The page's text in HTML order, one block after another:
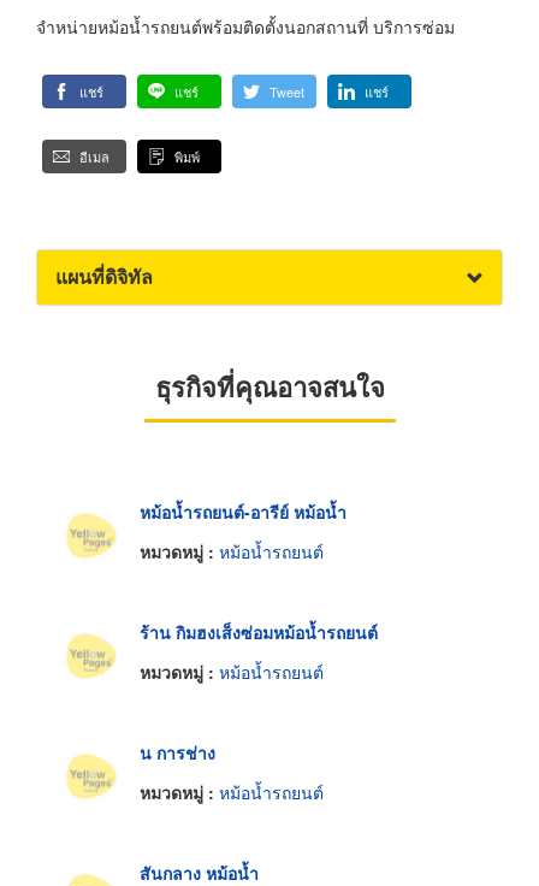
จำหน่ายหม้อน้ำรถยนต์พร้อมติดตั้งนอกสถานที่ บริการซ่อม
แชร์ แชร์ Tweet แชร์
อีเมล พิมพ์
แผนที่ดิจิทัล
ธุรกิจที่คุณอาจสนใจ
หม้อน้ำรถยนต์-อารีย์ หม้อน้ำ
หมวดหมู่ : หม้อน้ำรถยนต์
ร้าน กิมฮงเส็งซ่อมหม้อน้ำรถยนต์
หมวดหมู่ : หม้อน้ำรถยนต์
น การช่าง
หมวดหมู่ : หม้อน้ำรถยนต์
สันกลาง หม้อน้ำ